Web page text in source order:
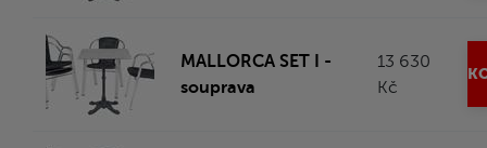
MALLORCA SET I -
souprava
13 630
Kč